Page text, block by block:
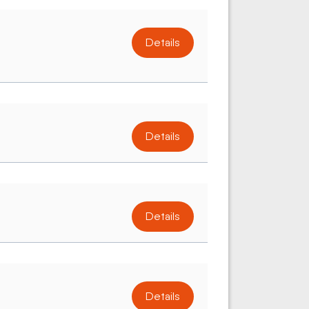
Details
Details
Details
Details